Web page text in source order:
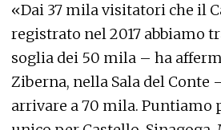
«Dai 37 mila visitatori che il
registrato nel 2017 abbiamo
soglia dei 50 mila – ha
Ziberna, nella Sala del Conte
arrivare a 70 mila. Puntiamo